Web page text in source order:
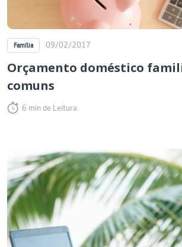
Família 09/02/2017
Orçamento doméstico
comuns
6 min de Leitura.